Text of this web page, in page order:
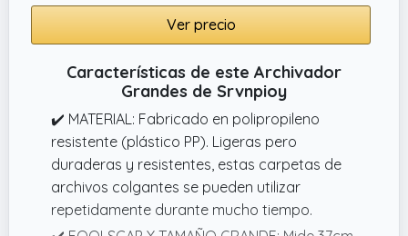
Ver precio
Características de este Archivador
Grandes de Srvnpioy
✔️ MATERIAL: Fabricado en polipropileno
resistente (plástico PP). Ligeras pero
duraderas y resistentes, estas carpetas de
archivos colgantes se pueden utilizar
repetidamente durante mucho tiempo.